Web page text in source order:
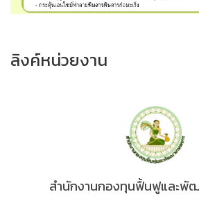
ลิงค์หน่วยงาน
สำนักงานกองทุนฟื้นฟูและพั